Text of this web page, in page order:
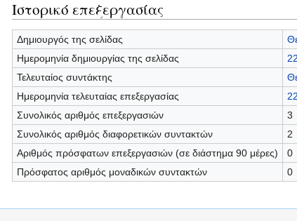
Ιστορικό επεξεργασίας
Δημιουργός της σελίδας
Ημερομηνία δημιουργίας της σελίδας
Τελευταίος συντάκτης
Ημερομηνία τελευταίας επεξεργασίας
Συνολικός αριθμός επεξεργασιών
3
Συνολικός αριθμός διαφορετικών συντακτών
2
Αριθμός πρόσφατων επεξεργασιών (σε διάστημα 90 μέρες)
0
Πρόσφατος αριθμός μοναδικών συντακτών
0